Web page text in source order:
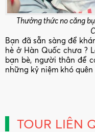
Thưởng thức no căng
Bạn đã sẵn sàng để
hè ở Hàn Quốc chưa ?
bạn bè, người thân để
những kỷ niệm khó quên
TOUR LIÊN